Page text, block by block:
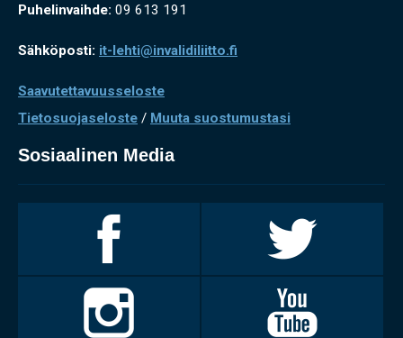
Puhelinvaihde: 09 613 191
Sähköposti: it-lehti@invalidiliitto.fi
Saavutettavuusseloste
Tietosuojaseloste / Muuta suostumustasi
Sosiaalinen Media
Facebookissa
Twitterissä
Invalidiliitto
Instagramissa
Youtubessa